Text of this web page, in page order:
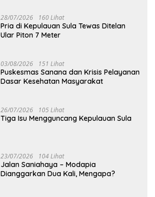
28/07/2026 160 Lihat
Pria di Kepulauan Sula Tewas Ditelan
Ular Piton 7 Meter
03/08/2026 151 Lihat
Puskesmas Sanana dan Krisis Pelayanan
Dasar Kesehatan Masyarakat
26/07/2026 105 Lihat
Tiga Isu Mengguncang Kepulauan Sula
23/07/2026 104 Lihat
Jalan Saniahaya – Modapia
Dianggarkan Dua Kali, Mengapa?